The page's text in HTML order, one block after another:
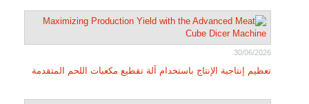
30/06/2026
تعظيم إنتاجية الإنتاج باستخدام آلة تقطيع مكعبات اللحم المتقدمة